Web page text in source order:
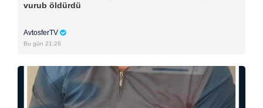
vurub öldürdü
AvtosferTV
Bu gün 21:26